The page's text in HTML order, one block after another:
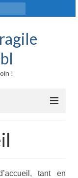
!
tant en